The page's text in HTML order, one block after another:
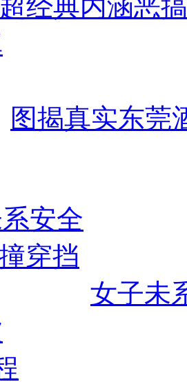
超经典内涵恶搞
图揭真实东莞
女子未